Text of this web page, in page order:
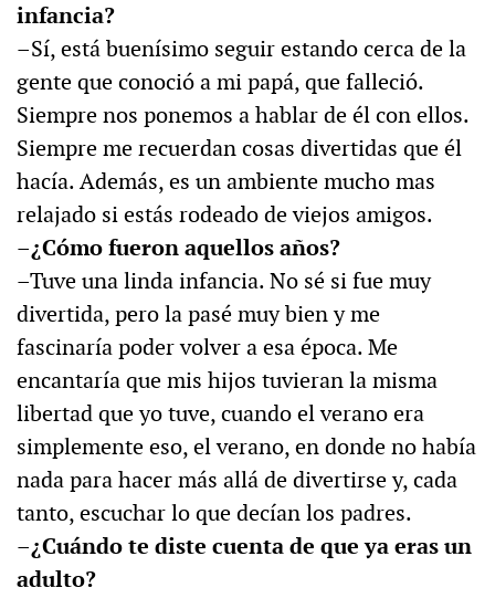
infancia?
–Sí, está buenísimo seguir estando cerca de la
gente que conoció a mi papá, que falleció.
Siempre nos ponemos a hablar de él con ellos.
Siempre me recuerdan cosas divertidas que él
hacía. Además, es un ambiente mucho mas
relajado si estás rodeado de viejos amigos.
–¿Cómo fueron aquellos años?
–Tuve una linda infancia. No sé si fue muy
divertida, pero la pasé muy bien y me
fascinaría poder volver a esa época. Me
encantaría que mis hijos tuvieran la misma
libertad que yo tuve, cuando el verano era
simplemente eso, el verano, en donde no había
nada para hacer más allá de divertirse y, cada
tanto, escuchar lo que decían los padres.
–¿Cuándo te diste cuenta de que ya eras un
adulto?